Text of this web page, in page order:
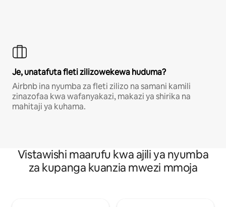
Je, unatafuta fleti zilizowekewa huduma?
Airbnb ina nyumba za fleti zilizo na samani kamili
zinazofaa kwa wafanyakazi, makazi ya shirika na
mahitaji ya kuhama.
Vistawishi maarufu kwa ajili ya nyumba
za kupanga kuanzia mwezi mmoja